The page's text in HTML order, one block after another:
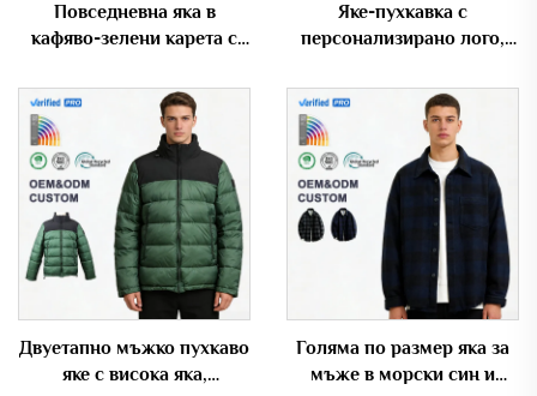
Повседневна яка в
кафяво-зелени карета с
персонализирана
свободна бомбер яка за
мъже
Яке-пухкавка с
персонализирано лого,
големи джобове, с
увеличени размери
Двуетапно мъжко пухкаво
яке с висока яка,
Голяма по размер яка за
мъже в морски син и